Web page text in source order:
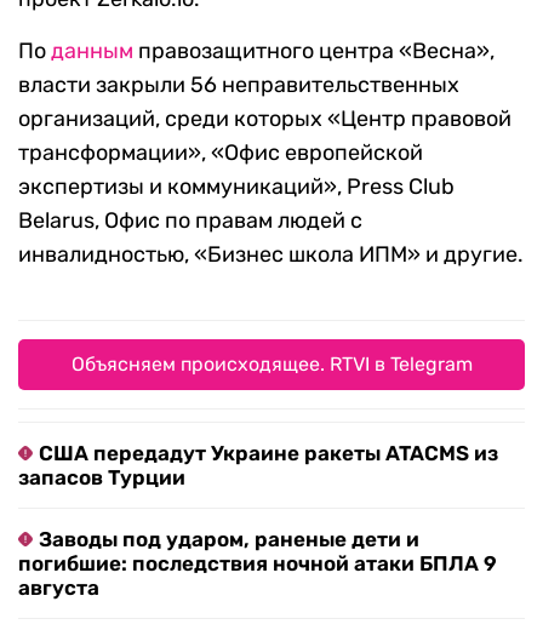
Поданным правозащитного центра «Весна»,
власти закрыли 56 неправительственных
организаций, среди которых «Центр правовой
трансформации», «Офис европейской
экспертизы и коммуникаций», Press Club
Belarus, Офис по правам людей с
инвалидностью, «Бизнес школа ИПМ» и другие.
Объясняем происходящее. RTVI в Telegram
США передадут Украине ракеты ATACMS из
запасов Турции
Заводы под ударом, раненые дети и
погибшие: последствия ночной атаки БПЛА 9
августа